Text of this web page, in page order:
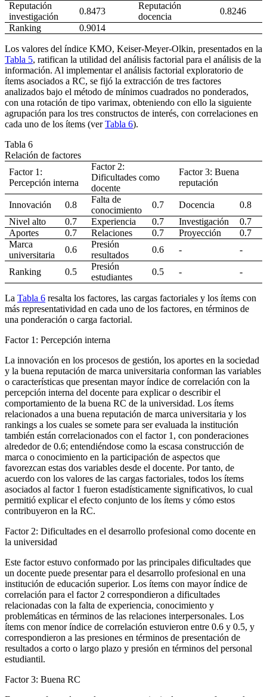
Reputación
investigación
0.8473
Reputación
docencia
0.8246
Ranking
0.9014
Los valores del índice KMO, Keiser-Meyer-Olkin, presentados en la
Tabla 5, ratifican la utilidad del análisis factorial para el análisis de la
información. Al implementar el análisis factorial exploratorio de
ítems asociados a RC, se fijó la extracción de tres factores
analizados bajo el método de mínimos cuadrados no ponderados,
con una rotación de tipo varimax, obteniendo con ello la siguiente
agrupación para los tres constructos de interés, con correlaciones en
cada uno de los ítems (verTabla 6).
Tabla 6
Relación de factores
Factor 1:
Percepción interna
Factor 2:
Dificultades como
docente
Factor 3: Buena
reputación
Innovación 0.8
Falta de
conocimiento
0.7 Docencia
0.8
Nivel alto
0.7 Experiencia 0.7 Investigación
0.7
Aportes
0.7 Relaciones 0.7 Proyección
0.7
Marca
universitaria
0.6
Presión
resultados
0.6 - -
Ranking 0.5
Presión
estudiantes
0.5 - -
La Tabla 6 resalta los factores, las cargas factoriales y los ítems con
más representatividad en cada uno de los factores, en términos de
una ponderación o carga factorial.
Factor 1: Percepción interna
La innovación en los procesos de gestión, los aportes en la sociedad
y la buena reputación de marca universitaria conforman las variables
o características que presentan mayor índice de correlación con la
percepción interna del docente para explicar o describir el
comportamiento de la buena RC de la universidad. Los ítems
relacionados a una buena reputación de marca universitaria y los
rankings a los cuales se somete para ser evaluada la institución
también están correlacionados con el factor 1, con ponderaciones
alrededor de 0.6; entendiéndose como la escasa construcción de
marca o conocimiento en la participación de aspectos que
favorezcan estas dos variables desde el docente. Por tanto, de
acuerdo con los valores de las cargas factoriales, todos los ítems
asociados al factor 1 fueron estadísticamente significativos, lo cual
permitió explicar el efecto conjunto de los ítems y cómo estos
contribuyeron en la RC.
Factor 2: Dificultades en el desarrollo profesional como docente en
la universidad
Este factor estuvo conformado por las principales dificultades que
un docente puede presentar para el desarrollo profesional en una
institución de educación superior. Los ítems con mayor índice de
correlación para el factor 2 correspondieron a dificultades
relacionadas con la falta de experiencia, conocimiento y
problemáticas en términos de las relaciones interpersonales. Los
ítems con menor índice de correlación estuvieron entre 0.6 y 0.5, y
correspondieron a las presiones en términos de presentación de
resultados a corto o largo plazo y presión en términos del personal
estudiantil.
Factor 3: Buena RC